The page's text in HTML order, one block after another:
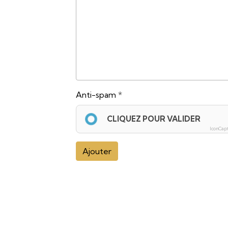
Anti-spam
CLIQUEZ POUR VALIDER
Ajouter